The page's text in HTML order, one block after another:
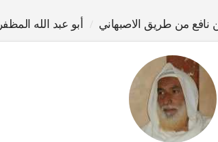
من طريق الاصبهاني أبو عبد الله المظفر